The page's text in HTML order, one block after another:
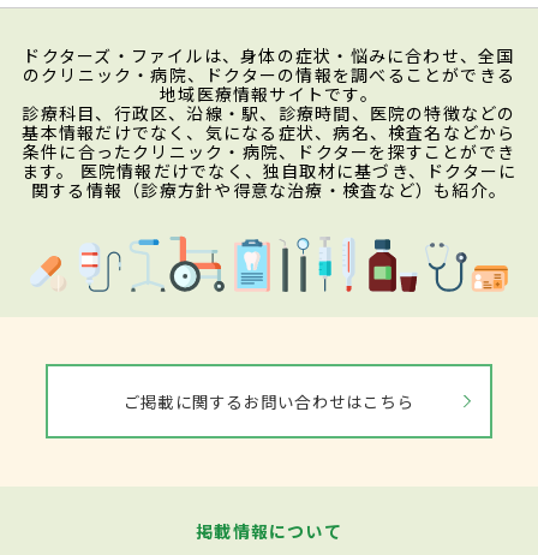
ドクターズ・ファイルは、身体の症状・悩みに合わせ、全国
のクリニック・病院、ドクターの情報を調べることができる
地域医療情報サイトです。
診療科目、行政区、沿線・駅、診療時間、医院の特徴などの
基本情報だけでなく、気になる症状、病名、検査名などから
条件に合ったクリニック・病院、ドクターを探すことができ
ます。 医院情報だけでなく、独自取材に基づき、ドクターに
関する情報（診療方針や得意な治療・検査など）も紹介。
ご掲載に関するお問い合わせはこちら
掲載情報について